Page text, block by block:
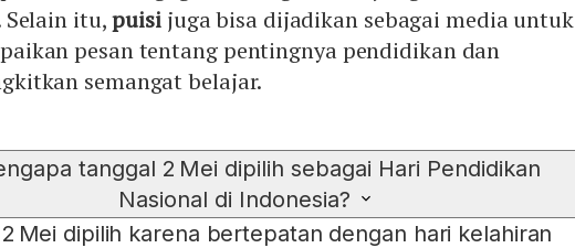
Selain itu,puisijuga bisa dijadikan sebagai media untuk
pesan tentang pentingnya pendidikan dan
semangat belajar.
tanggal 2 Mei dipilih sebagai Hari Pendidikan
Nasional di Indonesia?
Mei dipilih karena bertepatan dengan hari kelahiran